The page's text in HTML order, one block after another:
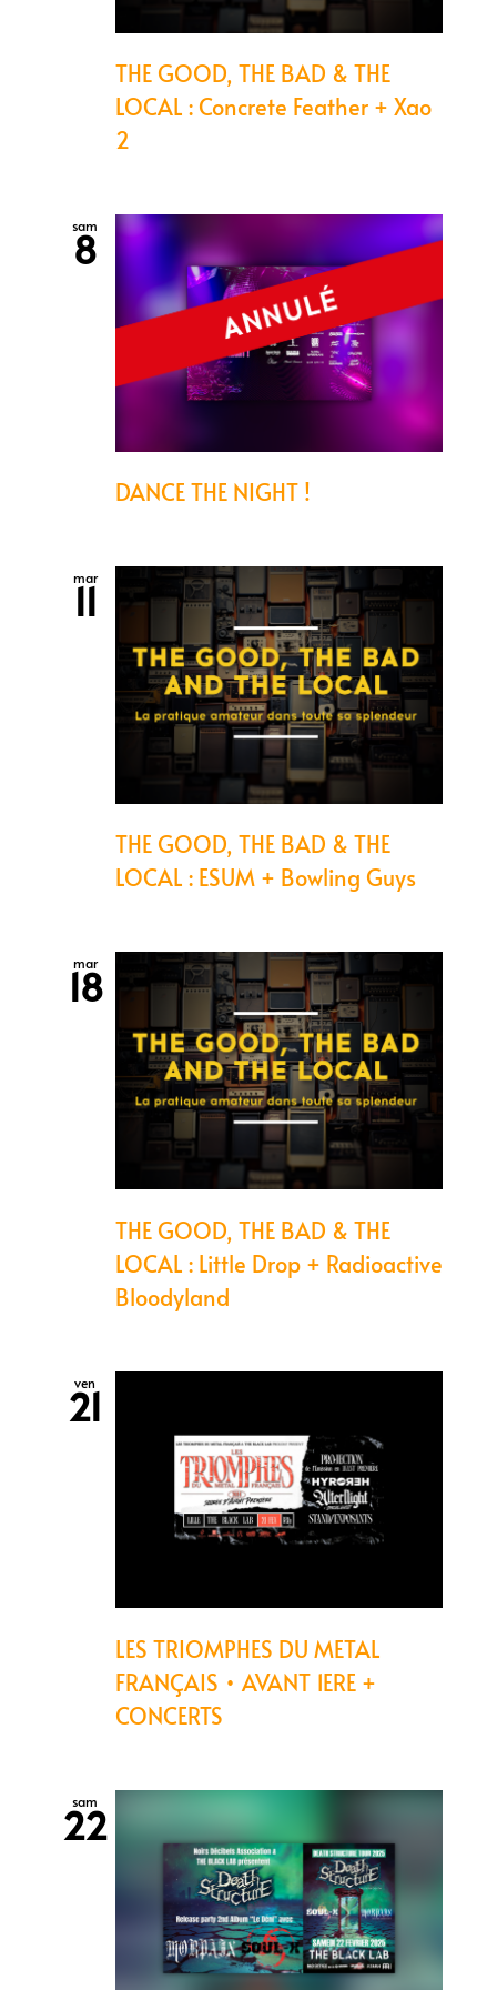
THE GOOD, THE BAD & THE
LOCAL : Concrete Feather + Xao
2
sam
8
DANCE THE NIGHT !
mar
11
THE GOOD, THE BAD & THE
LOCAL : ESUM + Bowling Guys
mar
18
THE GOOD, THE BAD & THE
LOCAL : Little Drop + Radioactive
Bloodyland
ven
21
LES TRIOMPHES DU METAL
FRANÇAIS • AVANT 1ERE +
CONCERTS
sam
22